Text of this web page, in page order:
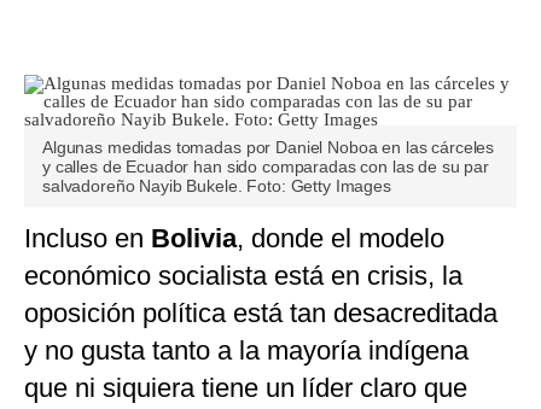
Algunas medidas tomadas por Daniel Noboa en las cárceles
y calles de Ecuador han sido comparadas con las de su par
salvadoreño Nayib Bukele. Foto: Getty Images
Incluso en Bolivia, donde el modelo
económico socialista está en crisis, la
oposición política está tan desacreditada
y no gusta tanto a la mayoría indígena
que ni siquiera tiene un líder claro que